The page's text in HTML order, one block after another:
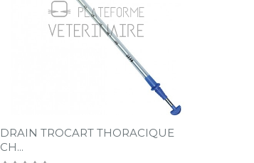
DRAIN TROCART THORACIQUE
CH...